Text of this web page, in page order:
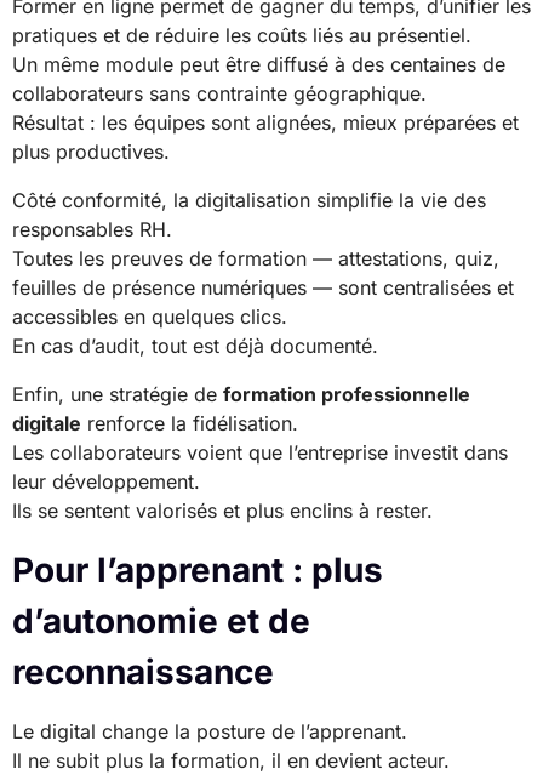
Former en ligne permet de gagner du temps, d’unifier les
pratiques et de réduire les coûts liés au présentiel.
Un même module peut être diffusé à des centaines de
collaborateurs sans contrainte géographique.
Résultat : les équipes sont alignées, mieux préparées et
plus productives.
Côté conformité, la digitalisation simplifie la vie des
responsables RH.
Toutes les preuves de formation — attestations, quiz,
feuilles de présence numériques — sont centralisées et
accessibles en quelques clics.
En cas d’audit, tout est déjà documenté.
Enfin, une stratégie de formation professionnelle
digitale renforce la fidélisation.
Les collaborateurs voient que l’entreprise investit dans
leur développement.
Ils se sentent valorisés et plus enclins à rester.
Pour l’apprenant : plus
d’autonomie et de
reconnaissance
Le digital change la posture de l’apprenant.
Il ne subit plus la formation, il en devient acteur.